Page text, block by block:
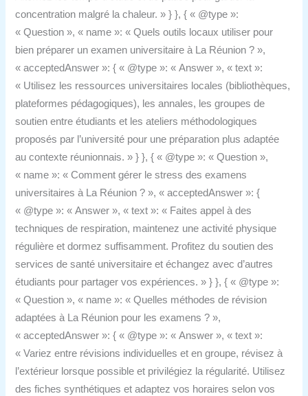
concentration malgré la chaleur. » } }, { « @type »:
« Question », « name »: « Quels outils locaux utiliser pour
bien préparer un examen universitaire à La Réunion ? »,
« acceptedAnswer »: { « @type »: « Answer », « text »:
« Utilisez les ressources universitaires locales (bibliothèques,
plateformes pédagogiques), les annales, les groupes de
soutien entre étudiants et les ateliers méthodologiques
proposés par l’université pour une préparation plus adaptée
au contexte réunionnais. » } }, { « @type »: « Question »,
« name »: « Comment gérer le stress des examens
universitaires à La Réunion ? », « acceptedAnswer »: {
« @type »: « Answer », « text »: « Faites appel à des
techniques de respiration, maintenez une activité physique
régulière et dormez suffisamment. Profitez du soutien des
services de santé universitaire et échangez avec d’autres
étudiants pour partager vos expériences. » } }, { « @type »:
« Question », « name »: « Quelles méthodes de révision
adaptées à La Réunion pour les examens ? »,
« acceptedAnswer »: { « @type »: « Answer », « text »:
« Variez entre révisions individuelles et en groupe, révisez à
l’extérieur lorsque possible et privilégiez la régularité. Utilisez
des fiches synthétiques et adaptez vos horaires selon vos